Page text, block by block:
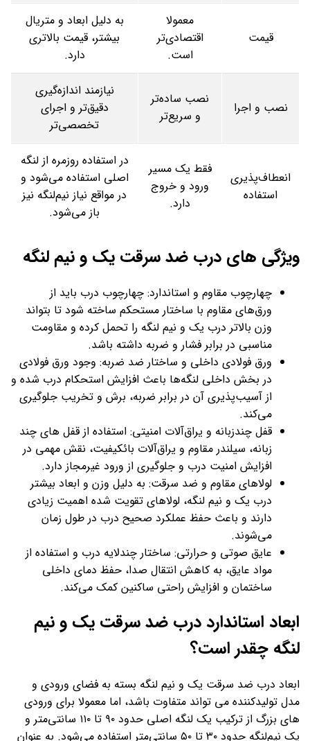
قیمت
معمولا
اقتصادی‌تر
است.
به دلیل ابعاد و متریال
بیشتر، قیمت بالاتری
دارد.
نصب و اجرا
نصب ساده‌تر
و سریع‌تر
نیازمند اندازه‌گیری
دقیق‌تر و اجرای
تخصصی‌تر
انعطاف‌پذیری
استفاده
فقط یک مسیر
ورود و خروج
دارد.
در استفاده روزمره از لنگه
اصلی استفاده می‌شود و
در مواقع نیاز نیم‌لنگه نیز
باز می‌شود.
ویژگی های درب ضد سرقت یک و نیم لنگه
چهارچوب مقاوم و استاندارد: چهارچوب درب باید از
ورق‌های مقاوم با ساختار مستحکم ساخته شود تا بتواند
وزن بالاتر درب یک و نیم لنگه را تحمل کرده و مقاومت
مناسبی در برابر فشار و ضربه داشته باشد.
ورق فولادی داخلی و ساختار ضد ضربه: وجود ورق فولادی
در بخش داخلی لنگه‌ها باعث افزایش استحکام درب شده و
از آسیب‌پذیری آن در برابر ضربه، برش و تخریب جلوگیری
می‌کند.
قفل چندزبانه و یراق‌آلات امنیتی: استفاده از قفل های چند
زبانه، سیلندر مقاوم و یراق‌آلات بائکیفیت، نقش مهمی در
افزایش امنیت درب و جلوگیری از ورود غیرمجاز دارد.
لولاهای مقاوم و ضد سرقت: به دلیل وزن و ابعاد بیشتر
درب یک و نیم لنگه، لولاهای تقویت شده اهمیت زیادی
دارند و باعث حفظ عملکرد صحیح درب در طول زمان
می‌شوند.
عایق صوتی و حرارتی: ساختار چندلایه درب و استفاده از
مواد عایق، به کاهش انتقال صدا، حفظ دمای داخلی
ساختمان و افزایش راحتی ساکنین کمک می‌کند.
ابعاد استاندارد درب ضد سرقت یک و نیم
لنگه چقدر است؟
ابعاد درب ضد سرقت یک و نیم لنگه بسته به فضای ورودی و
مدل تولیدکننده می تواند متفاوت باشد، اما معمولا برای ورودی
های بزرگ از ترکیب یک لنگه اصلی حدود ۹۰ تا ۱۱۰ سانتی‌متر و
یک نیم‌لنگه حدود ۳۰ تا ۵۰ سانتی‌متر استفاده می‌شود. به عنوان